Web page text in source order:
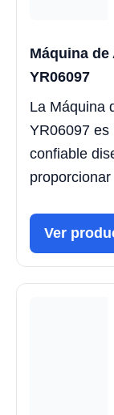
Máquina de
YR06097
La Máquina
YR06097 es
confiable
Ver